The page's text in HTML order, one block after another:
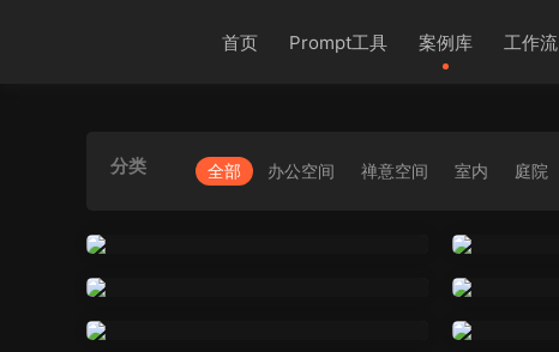
首页 Prompt工具 案例库 工作流
分类 全部 办公空间 禅意空间 室内 庭院